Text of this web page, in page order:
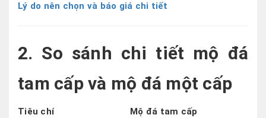
Lý do nên chọn và báo giá chi tiết
2. So sánh chi tiết mộ đá
tam cấp và mộ đá một cấp
Tiêu chí
Mộ đá tam cấp